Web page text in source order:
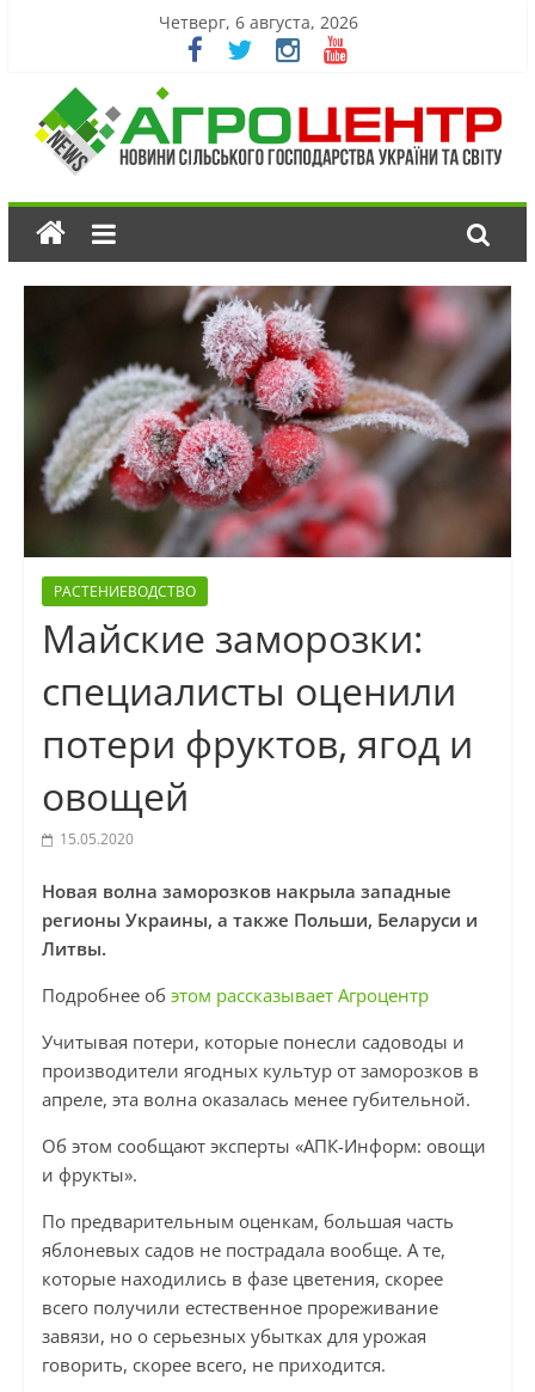
Четверг, 6 августа, 2026
РАСТЕНИЕВОДСТВО
Майские заморозки:
специалисты оценили
потери фруктов, ягод и
овощей
15.05.2020
Новая волна заморозков накрыла западные
регионы Украины, а также Польши, Беларуси и
Литвы.
Подробнее об этом рассказывает Агроцентр
Учитывая потери, которые понесли садоводы и
производители ягодных культур от заморозков в
апреле, эта волна оказалась менее губительной.
Об этом сообщают эксперты «АПК-Информ: овощи
и фрукты».
По предварительным оценкам, большая часть
яблоневых садов не пострадала вообще. А те,
которые находились в фазе цветения, скорее
всего получили естественное прореживание
завязи, но о серьезных убытках для урожая
говорить, скорее всего, не приходится.